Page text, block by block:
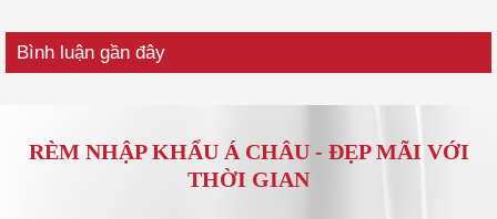
Bình luận gần đây
RÈM NHẬP KHẨU Á CHÂU - ĐẸP MÃI VỚI
THỜI GIAN